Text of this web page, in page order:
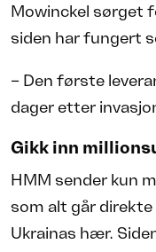
Mowinckel sørget
siden har fungert
– Den første
dager etter
Gikk inn
HMM sender kun
som alt går
Ukrainas hær.